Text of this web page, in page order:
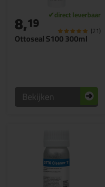
Ottoseal S100 300ml
8,19 (21)
Bekijken